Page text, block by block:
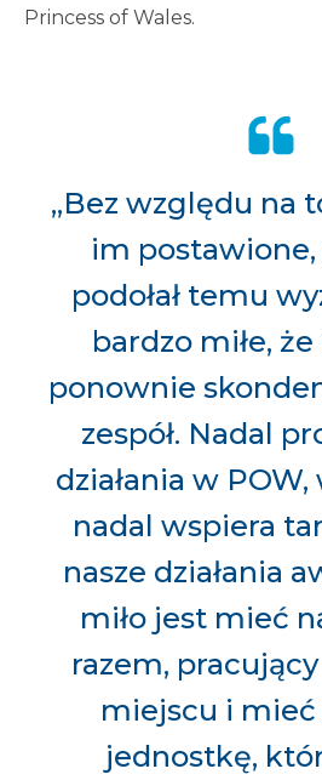
Princess of Wales.
„Bez względu na
im
podołał temu
bardzo miłe,
ponownie
zespół. Nadal
działania w POW,
nadal wspiera
nasze działania
miło jest mieć
razem,
miejscu i
jednostkę,